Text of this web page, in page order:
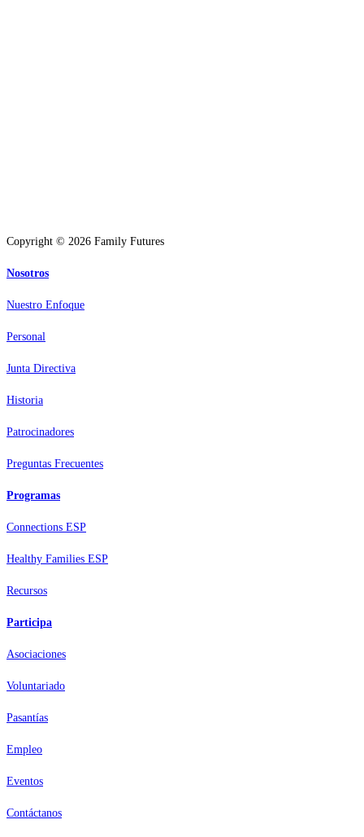
Copyright © 2026 Family Futures
Nosotros
Nuestro Enfoque
Personal
Junta Directiva
Historia
Patrocinadores
Preguntas Frecuentes
Programas
Connections ESP
Healthy Families ESP
Recursos
Participa
Asociaciones
Voluntariado
Pasantías
Empleo
Eventos
Contáctanos